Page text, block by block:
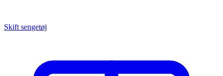
Skift sengetøj